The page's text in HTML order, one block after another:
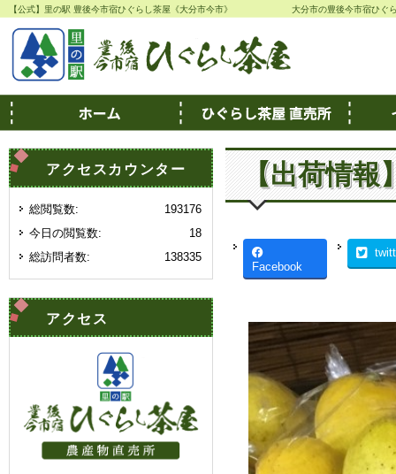
【公式】里の駅 豊後今市宿ひぐらし茶屋《大分市今市》 大分市の豊後今市宿ひぐ
【出荷情報
Facebook
アクセスカウンター
193176
総閲覧数:
18
今日の閲覧数:
138335
総訪問者数:
アクセス